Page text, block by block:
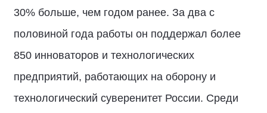
30% больше, чем годом ранее. За два с
половиной года работы он поддержал более
850 инноваторов и технологических
предприятий, работающих на оборону и
технологический суверенитет России. Среди